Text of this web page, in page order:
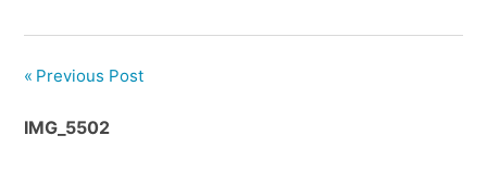
密
着
HOUSE
Previous Post
IMG_5502